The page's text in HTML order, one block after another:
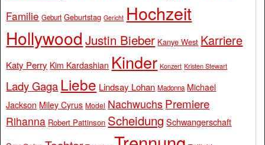
Familie Geburt Geburtstag Gericht Hochzeit
Hollywood Justin Bieber Kanye West Karriere
Katy Perry Kim Kardashian Kinder Konzert Kristen Stewart
Lady Gaga Liebe Lindsay Lohan Madonna Michael
Jackson Miley Cyrus Model Nachwuchs Premiere
Rihanna Robert Pattinson Scheidung Schwangerschaft